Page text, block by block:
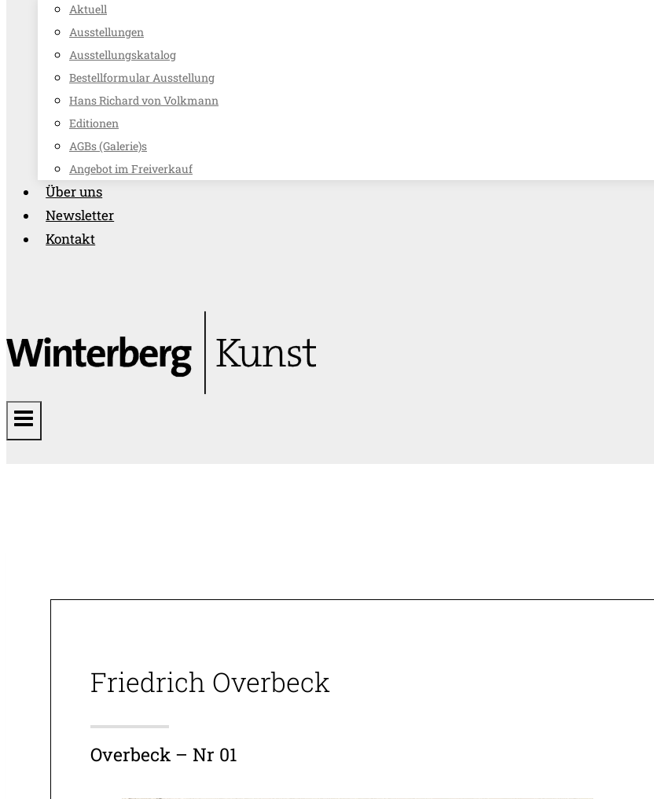
Aktuell
Ausstellungen
Ausstellungskatalog
Bestellformular Ausstellung
Hans Richard von Volkmann
Editionen
AGBs (Galerie)s
Angebot im Freiverkauf
Über uns
Newsletter
Kontakt
Friedrich Overbeck
Overbeck – Nr 01